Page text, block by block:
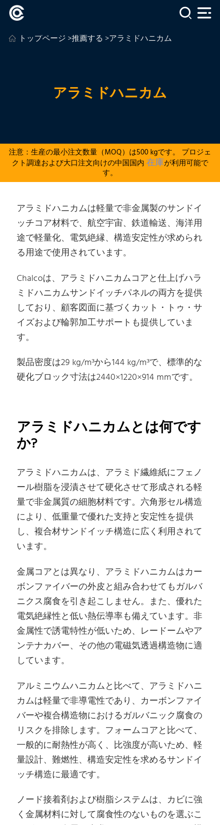
トップページ>推薦する >アラミドハニカム
アラミドハニカム
注意：生産の最小注文数量（MOQ）は500 kgです。 プロジェ
クト調達および大口注文向けの中国国内 在庫が利用可能で
す。
アラミドハニカムは軽量で非金属製のサンドイ
ッチコア材料で、航空宇宙、鉄道輸送、海洋用
途で軽量化、電気絶縁、構造安定性が求められ
る用途で使用されています。
Chalcoは、アラミドハニカムコアと仕上げハラ
ミドハニカムサンドイッチパネルの両方を提供
しており、顧客図面に基づくカット・トゥ・サ
イズおよび輪郭加工サポートも提供していま
す。
製品密度は29 kg/m³から144 kg/m³で、標準的な
硬化ブロック寸法は2440×1220×914 mmです。
アラミドハニカムとは何です
か?
アラミドハニカムは、アラミド繊維紙にフェノ
ール樹脂を浸漬させて硬化させて形成される軽
量で非金属質の細胞材料です。六角形セル構造
により、低重量で優れた支持と安定性を提供
し、複合材サンドイッチ構造に広く利用されて
います。
金属コアとは異なり、アラミドハニカムはカー
ボンファイバーの外皮と組み合わせてもガルバ
ニクス腐食を引き起こしません。また、優れた
電気絶縁性と低い熱伝導率も備えています。非
金属性で誘電特性が低いため、レードームやア
ンテナカバー、その他の電磁気透過構造物に適
しています。
アルミニウムハニカムと比べて、アラミドハニ
カムは軽量で非導電性であり、カーボンファイ
バーや複合構造物におけるガルバニック腐食の
リスクを排除します。フォームコアと比べて、
一般的に耐熱性が高く、比強度が高いため、軽
量設計、難燃性、構造安定性を求めるサンドイ
ッチ構造に最適です。
ノード接着剤および樹脂システムは、カビに強
く金属材料に対して腐食性のないものを選ぶこ